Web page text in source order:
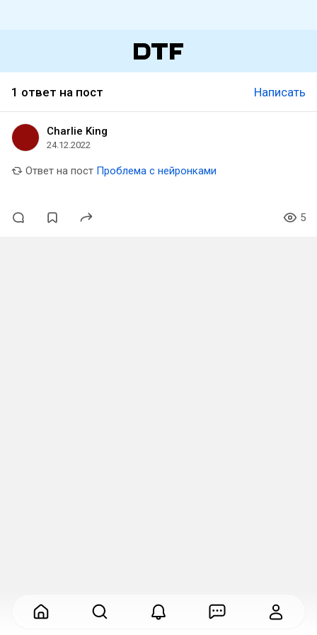
1 ответ на пост Написать
Charlie King
24.12.2022
Ответ на пост Проблема с нейронками
5